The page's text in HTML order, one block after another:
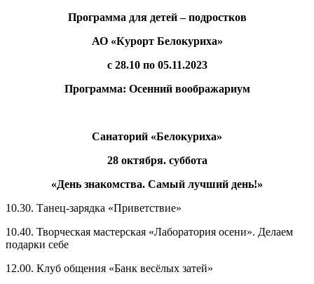
Программа для детей – подростков
АО «Курорт Белокуриха»
с 28.10 по 05.11.2023
Программа: Осенний воображариум
Санаторий «Белокуриха»
28 октября. суббота
«День знакомства. Самый лучший день!»
10.30. Танец-зарядка «Приветствие»
10.40. Творческая мастерская «Лаборатория осени». Делаем
подарки себе
12.00. Клуб общения «Банк весёлых затей»